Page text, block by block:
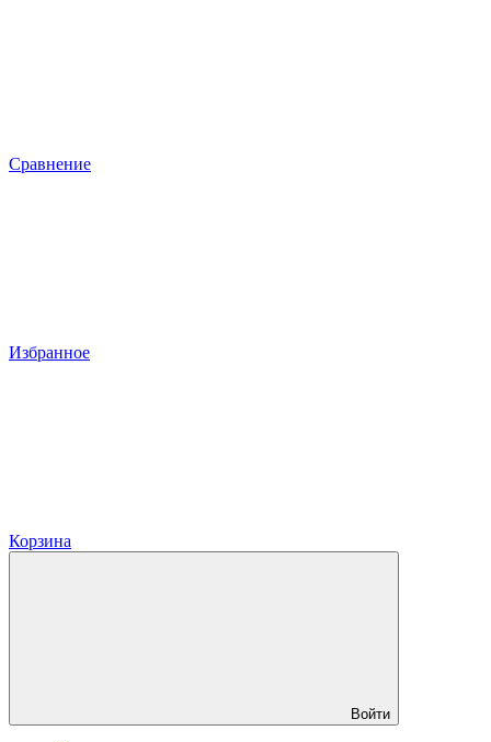
Сравнение
Избранное
Корзина
Войти